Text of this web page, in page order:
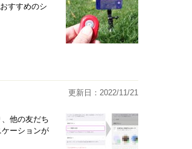
すすめのシ
更新日：2022/11/21
他の友だち
ーションが